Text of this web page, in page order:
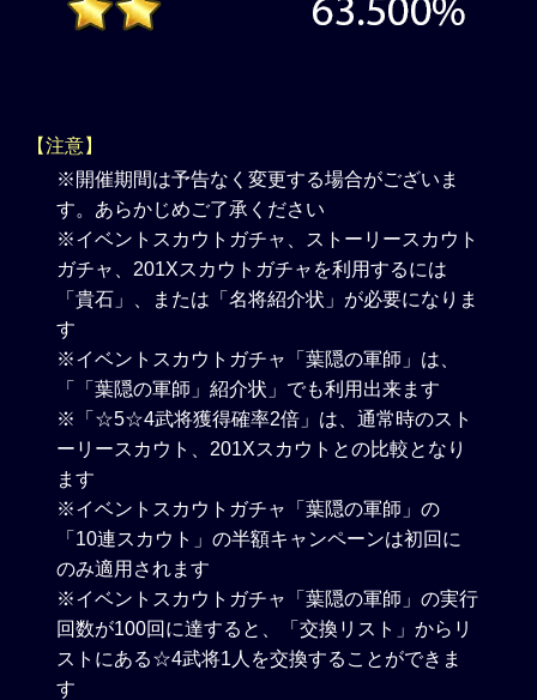
【注意】
※開催期間は予告なく変更する場合がございま
す。あらかじめご了承ください
※イベントスカウトガチャ、ストーリースカウト
ガチャ、201Xスカウトガチャを利用するには
「貴石」、または「名将紹介状」が必要になりま
す
※イベントスカウトガチャ「葉隠の軍師」は、
「「葉隠の軍師」紹介状」でも利用出来ます
※「☆5☆4武将獲得確率2倍」は、通常時のスト
ーリースカウト、201Xスカウトとの比較となり
ます
※イベントスカウトガチャ「葉隠の軍師」の
「10連スカウト」の半額キャンペーンは初回に
のみ適用されます
※イベントスカウトガチャ「葉隠の軍師」の実行
回数が100回に達すると、「交換リスト」からリ
ストにある☆4武将1人を交換することができま
す